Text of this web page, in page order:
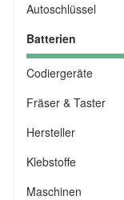
Autoschlüssel
Batterien
Codiergeräte
Fräser & Taster
Hersteller
Klebstoffe
Maschinen